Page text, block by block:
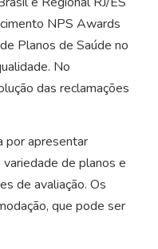
NPS Awards
Planos de Saúde no
No
das reclamações
por apresentar
de planos e
de avaliação. Os
que pode ser